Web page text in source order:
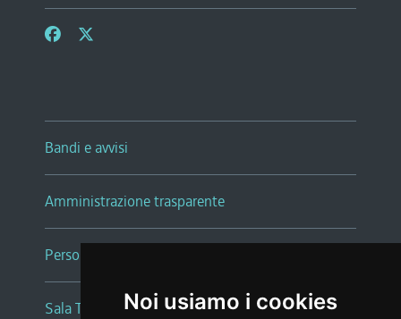
Noi usiamo i cookies
Bandi e avvisi
Amministrazione trasparente
Persone e Uffici
Sala Tiziano Tessitori